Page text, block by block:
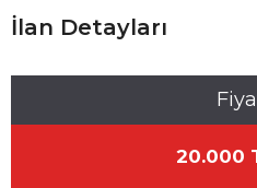
İlan Detayları
20.000